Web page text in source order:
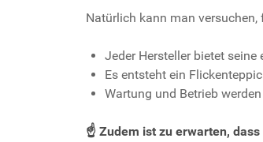
Natürlich kann man
Jeder Hersteller bietet seine
Es entsteht ein
Wartung und Betrieb
☝️ Zudem ist zu erwarten,